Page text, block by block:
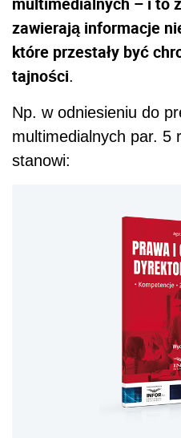
zawierają informacje
które przestały być
tajności.
Np. w odniesieniu do
multimedialnych par. 5
stanowi: